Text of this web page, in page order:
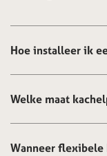
Hoe installeer ik
Welke maat
Wanneer